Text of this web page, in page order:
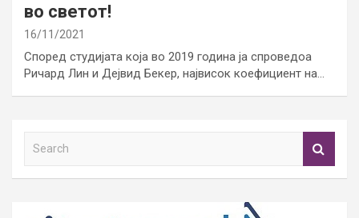
во светот!
16/11/2021
Според студијата која во 2019 година ја спроведоа
Ричард Лин и Дејвид Бекер, највисок коефициент на…